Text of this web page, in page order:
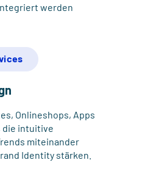
werden
Onlineshops, Apps
die intuitive
miteinander
Identity stärken.